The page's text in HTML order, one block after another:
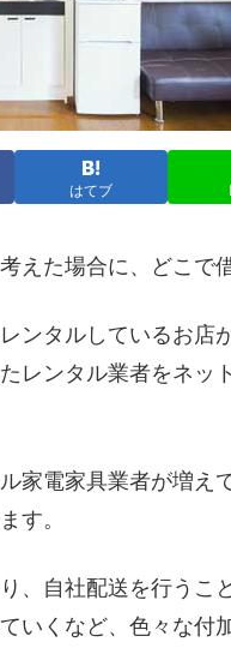
はてブ
えた場合に、どこで
ンタルしているお店
レンタル業者をネッ
家電家具業者が増え
す。
、自社配送を行うこ
いくなど、色々な付